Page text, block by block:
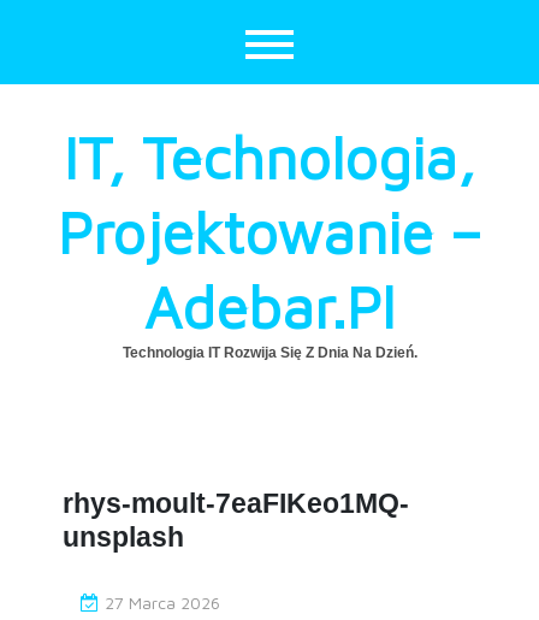
IT, Technologia,
Projektowanie –
Adebar.pl
Technologia IT Rozwija Się Z Dnia Na Dzień.
rhys-moult-7eaFIKeo1MQ-
unsplash
27 Marca 2026